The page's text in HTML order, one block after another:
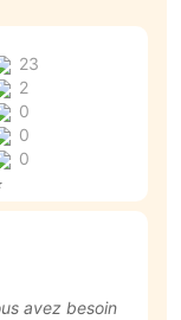
23
2
0
0
0
avez besoin